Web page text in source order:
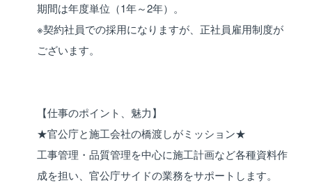
期間は年度単位（1年～2年）。
※契約社員での採用になりますが、正社員雇用制度が
ございます。
【仕事のポイント、魅力】
★官公庁と施工会社の橋渡しがミッション★
工事管理・品質管理を中心に施工計画など各種資料作
成を担い、官公庁サイドの業務をサポートします。